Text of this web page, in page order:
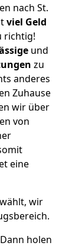
nach St.
viel Geld
richtig!
und
zu
anderes
Zuhause
wir über
von
eine
wir
Dann holen